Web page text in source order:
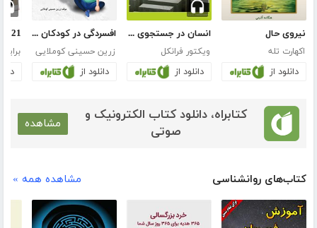
نیروی حال
اکهارت تله
دانلود از
انسان در جستجوی معنا
ویکتور فرانکل
دانلود از
افسردگی در کودکان و نوجوانان
زرین حسینی کوملایی
دانلود از
کتابراه، دانلود کتاب الکترونیک و
صوتی
مشاهده
کتاب‌های روانشناسی مشاهده همه »